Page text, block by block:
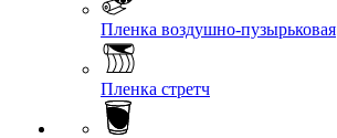
Пленка воздушно-пузырьковая
Пленка стретч